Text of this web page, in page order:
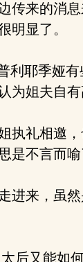
传来的消
明显了。
利耶季娅
为姐夫自有
执礼相邀
是不言而喻
进来，虽
后又能如